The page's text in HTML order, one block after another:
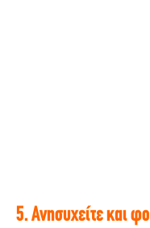
5. Ανησυχείτε και